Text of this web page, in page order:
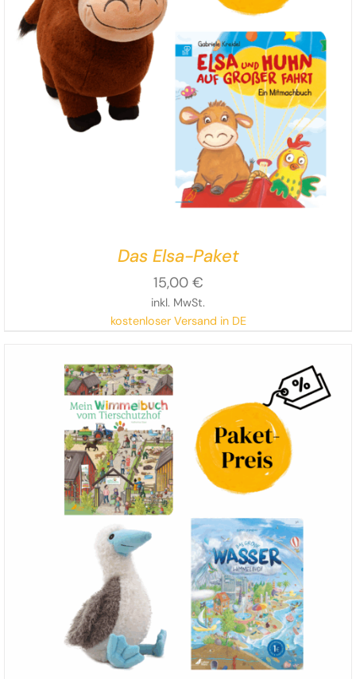
Das Elsa-Paket
15,00 €
inkl. MwSt.
kostenloser Versand in DE